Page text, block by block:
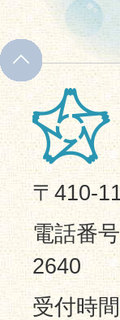
〒410-
電話番
2640
受付時